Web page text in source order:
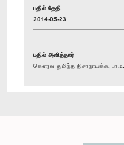
பதில் தேதி
2014-05-23
பதில் அளித்தார்
கௌரவ துமிந்த திசாநாயக்க, பா.உ.